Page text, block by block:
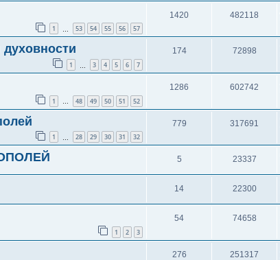
1 53 54 55 56 57
1420 482118
1 3 4 5 6 7
174 72898
1 … 48 49 50 51 52
1286 602742
1 28 29 30 31 32
779 317691
5 23337
14 22300
1 2 3
54 74658
276 251317